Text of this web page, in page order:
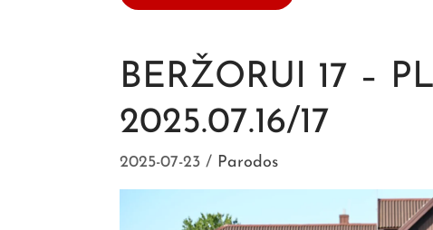
BERŽORUI 17 –
2025.07.16/17
2025-07-23 Parodos